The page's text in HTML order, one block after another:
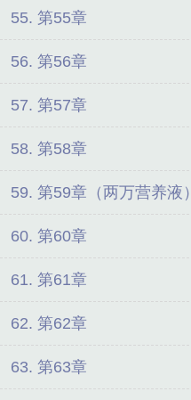
55. 第55章
56. 第56章
57. 第57章
58. 第58章
59. 第59章（两万营养液）
60. 第60章
61. 第61章
62. 第62章
63. 第63章